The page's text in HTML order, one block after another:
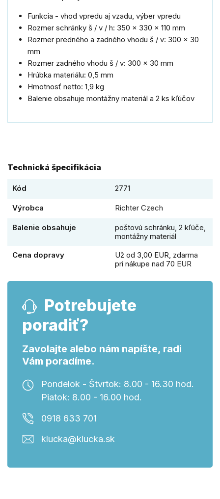
Funkcia - vhod vpredu aj vzadu, výber vpredu
Rozmer schránky š / v / h: 350 x 330 x 110 mm
Rozmer predného a zadného vhodu š / v: 300 x 30
mm
Rozmer zadného vhodu š / v: 300 x 30 mm
Hrúbka materiálu: 0,5 mm
Hmotnosť netto: 1,9 kg
Balenie obsahuje montážny materiál a 2 ks kľúčov
Technická špecifikácia
Kód 2771
Výrobca Richter Czech
Balenie obsahuje
poštovú schránku, 2 kľúče,
montážny materiál
Cena dopravy
Už od 3,00 EUR, zdarma
pri nákupe nad 70 EUR
Potrebujete
poradiť?
Zavolajte alebo nám napíšte, radi
Vám poradíme.
Pondelok - Štvrtok: 8.00 - 16.30 hod.
Piatok: 8.00 - 16.00 hod.
0918 633 701
klucka@klucka.sk